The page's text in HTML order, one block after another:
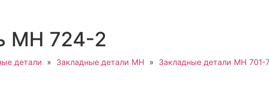
МН 724-2
детали » Закладные детали МН » Закладные детали МН 701-